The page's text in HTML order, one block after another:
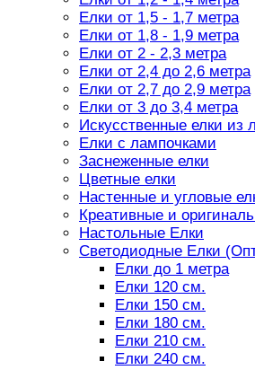
Елки от 1,5 - 1,7 метра
Елки от 1,8 - 1,9 метра
Елки от 2 - 2,3 метра
Елки от 2,4 до 2,6 метра
Елки от 2,7 до 2,9 метра
Елки от 3 до 3,4 метра
Искусственные елки из
Елки с лампочками
Заснеженные елки
Цветные елки
Настенные и угловые
Креативные и
Настольные Елки
Светодиодные Елки
Елки до 1 метра
Елки 120 см.
Елки 150 см.
Елки 180 см.
Елки 210 см.
Елки 240 см.